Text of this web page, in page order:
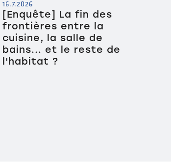
16.7.2026
[Enquête] La fin des
frontières entre la
cuisine, la salle de
bains... et le reste de
l'habitat ?